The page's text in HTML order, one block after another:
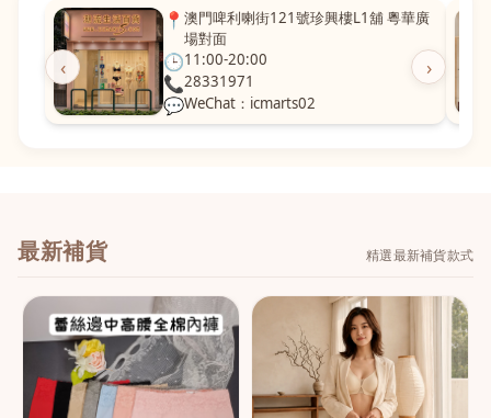
‹ ›
舖 粵華廣 📍沙嘉都喇賈罷麗街14號寶勝閣地下J鋪-
海皇飯店對面
🕒11:00-20:00
📞28882877
💬WeChat：icmarts05
最新補貨 精選最新補貨款式